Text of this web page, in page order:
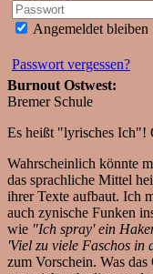
Angemeldet bleiben
Passwort vergessen?
Burnout Ostwest:
Bremer Schule
Es heißt "lyrisches Ich"!
Wahrscheinlich könnte
das sprachliche Mittel
ihrer Texte aufbaut. Ich
auch zynische Funken
wie "Ich spray' ein
'Viel zu viele Faschos in
zum Vorschein. Was